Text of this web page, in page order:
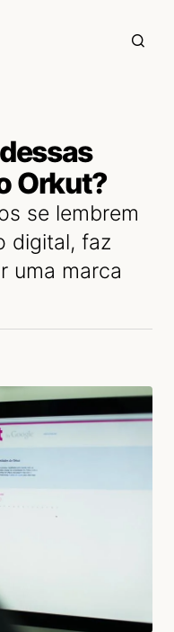
Orkut?
se lembrem
digital, faz
uma marca